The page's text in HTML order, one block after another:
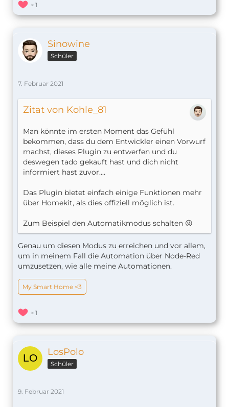
1
Sinowine
Schüler
7. Februar 2021
Zitat von Kohle_81
Man könnte im ersten Moment das Gefühl
bekommen, dass du dem Entwickler einen Vorwurf
machst, dieses Plugin zu entwerfen und du
deswegen tado gekauft hast und dich nicht
informiert hast zuvor....
Das Plugin bietet einfach einige Funktionen mehr
über Homekit, als dies offiziell möglich ist.
Zum Beispiel den Automatikmodus schalten 😜
Genau um diesen Modus zu erreichen und vor allem,
um in meinem Fall die Automation über Node-Red
umzusetzen, wie alle meine Automationen.
My Smart Home <3
1
LosPolo
Schüler
9. Februar 2021